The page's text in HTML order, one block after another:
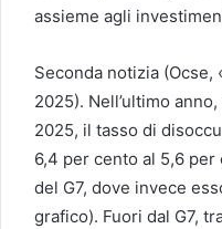
assieme agli
Seconda notizia (Ocse,
2025). Nell’ultimo
2025, il tasso di
6,4 per cento al 5,6
del G7, dove invece
grafico). Fuori dal G7,